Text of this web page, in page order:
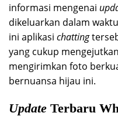
informasi mengenai
dikeluarkan dalam
ini aplikasi chatting
yang cukup
mengirimkan foto
bernuansa hijau ini.
Update Terbaru